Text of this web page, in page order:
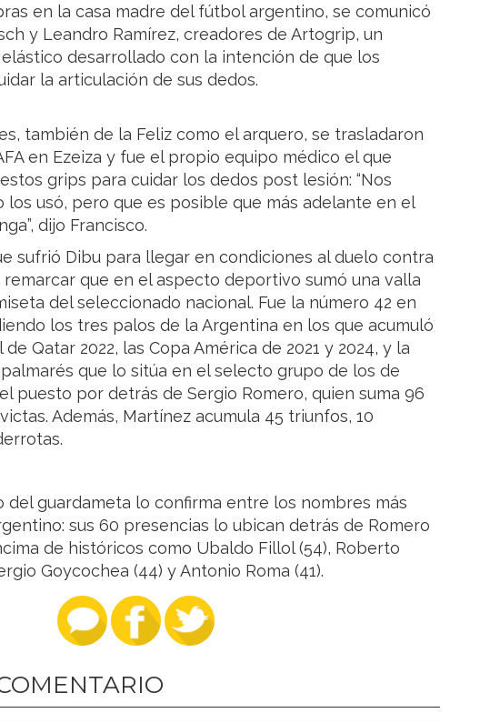
en la casa madre del fútbol argentino, se comunicó
y Leandro Ramírez, creadores de Artogrip, un
desarrollado con la intención de que los
la articulación de sus dedos.
también de la Feliz como el arquero, se trasladaron
en Ezeiza y fue el propio equipo médico el que
grips para cuidar los dedos post lesión: “Nos
los usó, pero que es posible que más adelante en el
dijo Francisco.
sufrió Dibu para llegar en condiciones al duelo contra
que en el aspecto deportivo sumó una valla
del seleccionado nacional. Fue la número 42 en
los tres palos de la Argentina en los que acumuló
Qatar 2022, las Copa América de 2021 y 2024, y la
palmarés que lo sitúa en el selecto grupo de los de
puesto por detrás de Sergio Romero, quien suma 96
Además, Martínez acumula 45 triunfos, 10
del guardameta lo confirma entre los nombres más
sus 60 presencias lo ubican detrás de Romero
de históricos como Ubaldo Fillol (54), Roberto
Goycochea (44) y Antonio Roma (41).